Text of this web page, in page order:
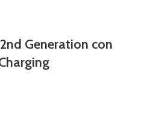
Generation con